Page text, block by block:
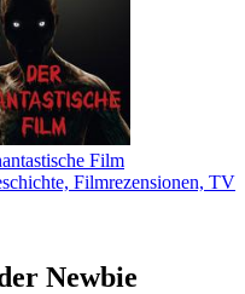
Film
Filmrezensionen, TV
Newbie